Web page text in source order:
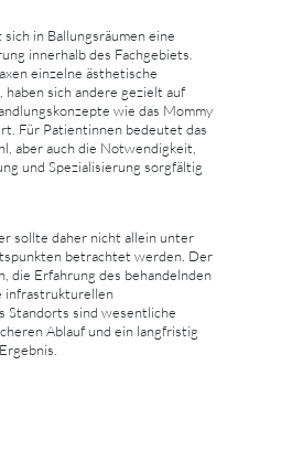
in Ballungsräumen eine
innerhalb des Fachgebiets.
einzelne ästhetische
haben sich andere gezielt auf
wie das Mommy
Für Patientinnen bedeutet das
aber auch die Notwendigkeit,
und Spezialisierung sorgfältig
sollte daher nicht allein unter
betrachtet werden. Der
die Erfahrung des behandelnden
infrastrukturellen
Standorts sind wesentliche
Ablauf und ein langfristig